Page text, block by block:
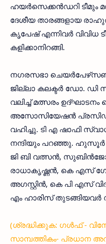
ഹയര്‍സെക്കന്‍ഡറി ടീമും
ദേശീയ താരങ്ങളായ
കൃപേഷ് എന്നിവര്‍ വിവിധ
കളിക്കാനിറങ്ങി.
നഗരസഭാ ചെയര്‍പേഴ്‌സണ്‍
ജില്ലാ കലക്ടര്‍ ഡോ. ഡി
വലിച്ച് മത്സരം
അസോസിയേഷന്‍
വഹിച്ചു. ടി എ ഷാഫി
നന്ദിയും പറഞ്ഞു. ഹുസൂര്‍
ജി ബി വത്സന്‍,
രാധാകൃഷ്ണന്‍, കെ എസ്
അഗസ്റ്റിന്‍, കെ പി എസ്
എം ഹാരിസ് തുടങ്ങിയവര്‍
(ശ്രദ്ധിക്കുക: ഗൾഫ് -
സാമ്പത്തികം- പ്രധാന